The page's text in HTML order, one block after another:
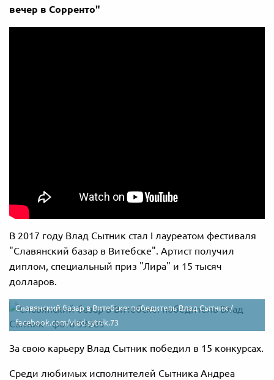
вечер в Сорренто"
В 2017 году Влад Сытник стал I лауреатом фестиваля
"Славянский базар в Витебске". Артист получил
диплом, специальный приз "Лира" и 15 тысяч
долларов.
Славянский базар в Витебске: победитель Влад Сытник /
facebook.com/vlad.sytnik.73
За свою карьеру Влад Сытник победил в 15 конкурсах.
Среди любимых исполнителей Сытника Андреа